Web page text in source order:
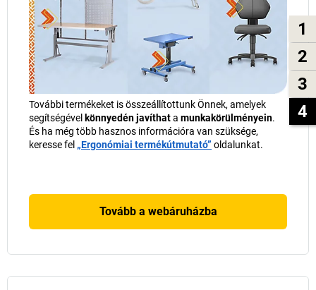
1
2
3
4
További termékeket is összeállítottunk Önnek, amelyek
segítségével könnyedén javíthata munkakörülményein.
És ha még több hasznos információra van szüksége,
keresse fel „Ergonómiai termékútmutató” oldalunkat.
Tovább a webáruházba